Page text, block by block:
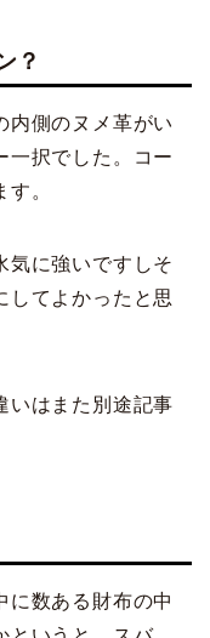
？
内側のヌメ革がい
一択でした。コー
。
気に強いですしそ
してよかったと思
いはまた別途記事
に数ある財布の中